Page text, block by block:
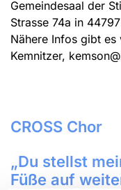
Gemeindesaal der
Strasse 74a in
Nähere Infos gibt
Kemnitzer,
CROSS Chor
„Du stellst
Füße auf